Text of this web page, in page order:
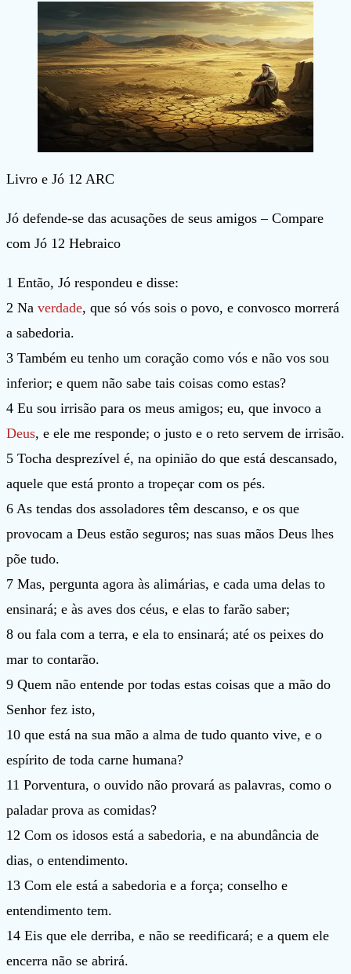
Livro e Jó 12 ARC
Jó defende-se das acusações de seus amigos – Compare
com Jó 12 Hebraico
1 Então, Jó respondeu e disse:
2 Na verdade, que só vós sois o povo, e convosco morrerá
a sabedoria.
3 Também eu tenho um coração como vós e não vos sou
inferior; e quem não sabe tais coisas como estas?
4 Eu sou irrisão para os meus amigos; eu, que invoco a
Deus, e ele me responde; o justo e o reto servem de irrisão.
5 Tocha desprezível é, na opinião do que está descansado,
aquele que está pronto a tropeçar com os pés.
6 As tendas dos assoladores têm descanso, e os que
provocam a Deus estão seguros; nas suas mãos Deus lhes
põe tudo.
7 Mas, pergunta agora às alimárias, e cada uma delas to
ensinará; e às aves dos céus, e elas to farão saber;
8 ou fala com a terra, e ela to ensinará; até os peixes do
mar to contarão.
9 Quem não entende por todas estas coisas que a mão do
Senhor fez isto,
10 que está na sua mão a alma de tudo quanto vive, e o
espírito de toda carne humana?
11 Porventura, o ouvido não provará as palavras, como o
paladar prova as comidas?
12 Com os idosos está a sabedoria, e na abundância de
dias, o entendimento.
13 Com ele está a sabedoria e a força; conselho e
entendimento tem.
14 Eis que ele derriba, e não se reedificará; e a quem ele
encerra não se abrirá.